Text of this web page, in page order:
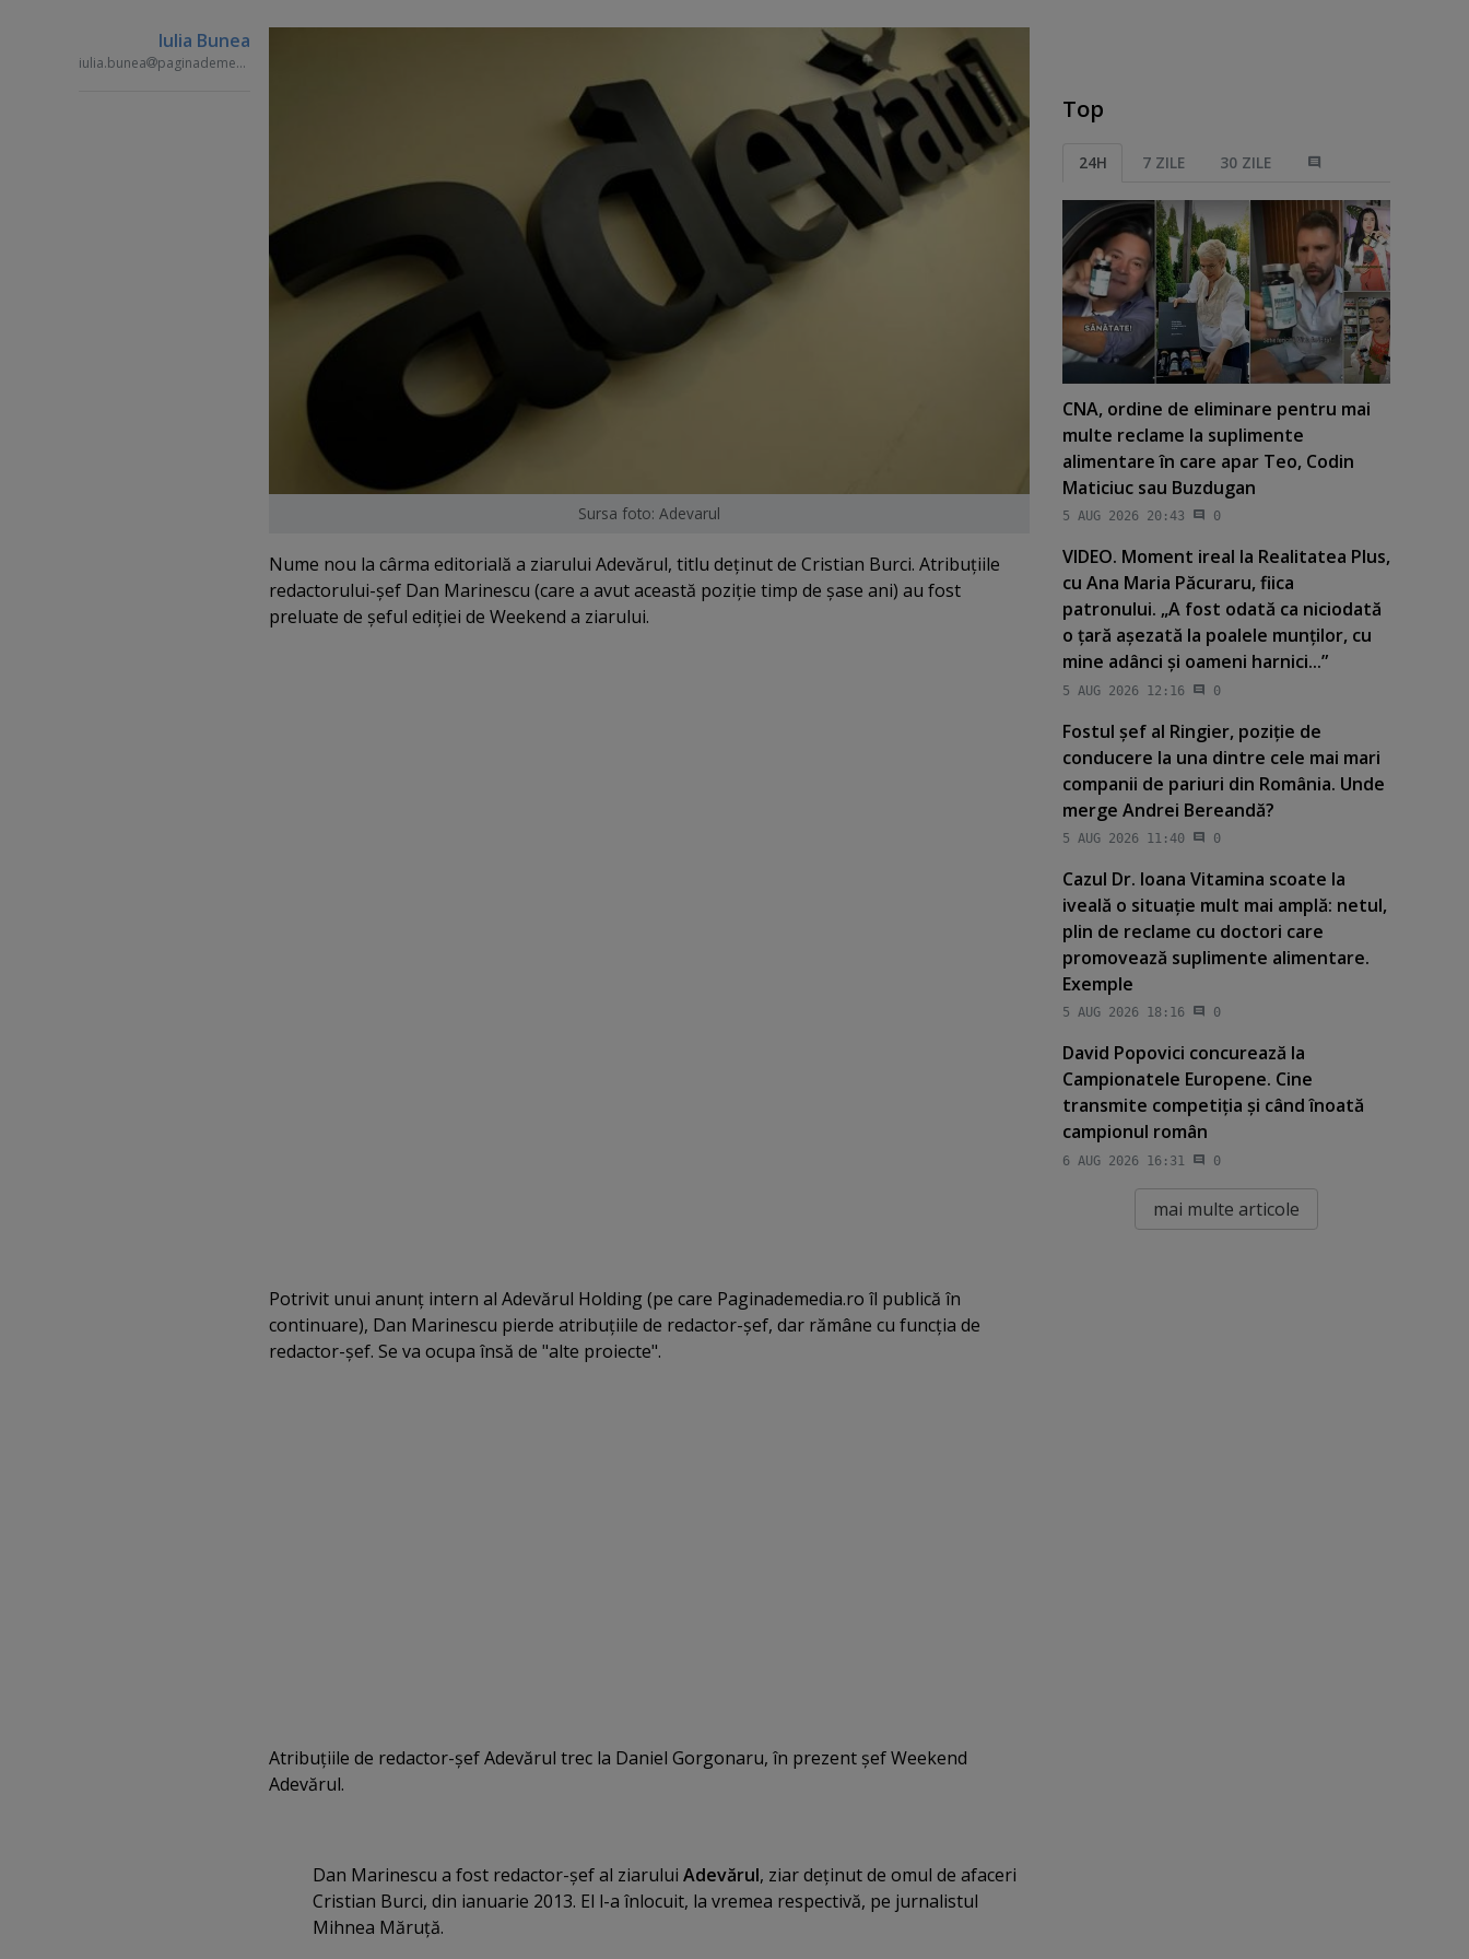
Iulia Bunea
iulia.bunea paginademedia.ro
Sursa foto: Adevarul
Nume nou la cârma editorială a ziarului Adevărul, titlu deţinut de Cristian Burci. Atribuţiile
redactorului-şef Dan Marinescu (care a avut această poziţie timp de şase ani) au fost
preluate de şeful ediţiei de Weekend a ziarului.
Potrivit unui anunţ intern al Adevărul Holding (pe care Paginademedia.ro îl publică în
continuare), Dan Marinescu pierde atribuţiile de redactor-şef, dar rămâne cu funcţia de
redactor-şef. Se va ocupa însă de "alte proiecte".
Atribuţiile de redactor-şef Adevărul trec la Daniel Gorgonaru, în prezent şef Weekend
Adevărul.
Dan Marinescu a fost redactor-şef al ziarului Adevărul, ziar deţinut de omul de afaceri
Cristian Burci, din ianuarie 2013. El l-a înlocuit, la vremea respectivă, pe jurnalistul
Mihnea Măruţă.
Top
24H 7 ZILE 30 ZILE
CNA, ordine de eliminare pentru mai
multe reclame la suplimente
alimentare în care apar Teo, Codin
Maticiuc sau Buzdugan
5 AUG 2026 20:43 0
VIDEO. Moment ireal la Realitatea Plus,
cu Ana Maria Păcuraru, fiica
patronului. „A fost odată ca niciodată
o ţară aşezată la poalele munţilor, cu
mine adânci şi oameni harnici...”
5 AUG 2026 12:16 0
Fostul şef al Ringier, poziţie de
conducere la una dintre cele mai mari
companii de pariuri din România. Unde
merge Andrei Bereandă?
5 AUG 2026 11:40 0
Cazul Dr. Ioana Vitamina scoate la
iveală o situaţie mult mai amplă: netul,
plin de reclame cu doctori care
promovează suplimente alimentare.
Exemple
5 AUG 2026 18:16 0
David Popovici concurează la
Campionatele Europene. Cine
transmite competiţia şi când înoată
campionul român
6 AUG 2026 16:31 0
mai multe articole